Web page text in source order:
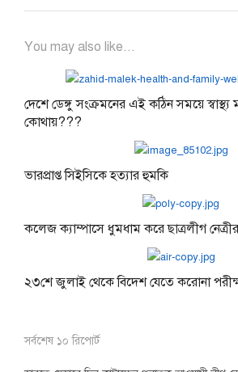
You may also like...
দেশে ডেঙ্গু সংক্রমনের এই কঠিন সময়ে স্বাস্থ্য
কোথায়???
ভারপ্রাপ্ত সিইসিকে হত্যার হুমকি
কলেজ ক্যাম্পাসে ধুমধাম করে ছাত্রলীগ
২৩শে জুলাই থেকে বিদেশ যেতে করোনা
সর্বশেষ ১০ রিপোর্ট